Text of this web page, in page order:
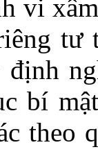
vi
tư
bí
theo